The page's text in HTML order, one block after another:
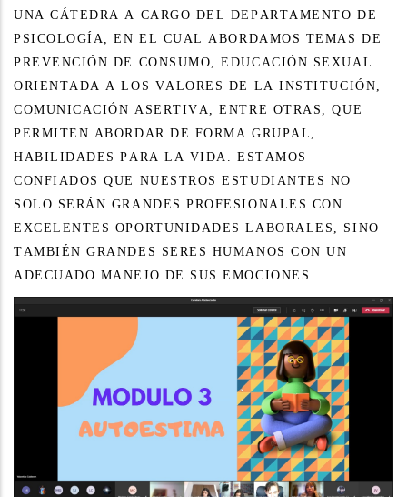
UNA CÁTEDRA A CARGO DEL DEPARTAMENTO DE
PSICOLOGÍA, EN EL CUAL ABORDAMOS TEMAS DE
PREVENCIÓN DE CONSUMO, EDUCACIÓN SEXUAL
ORIENTADA A LOS VALORES DE LA INSTITUCIÓN,
COMUNICACIÓN ASERTIVA, ENTRE OTRAS, QUE
PERMITEN ABORDAR DE FORMA GRUPAL,
HABILIDADES PARA LA VIDA. ESTAMOS
CONFIADOS QUE NUESTROS ESTUDIANTES NO
SOLO SERÁN GRANDES PROFESIONALES CON
EXCELENTES OPORTUNIDADES LABORALES, SINO
TAMBIÉN GRANDES SERES HUMANOS CON UN
ADECUADO MANEJO DE SUS EMOCIONES.